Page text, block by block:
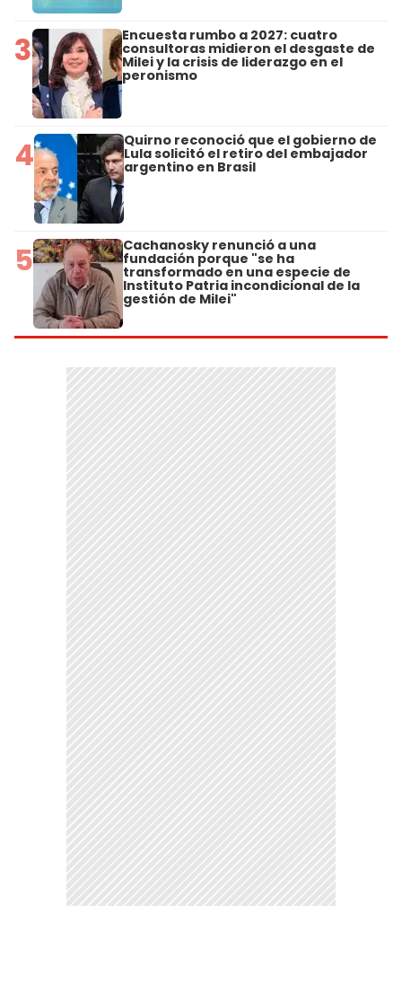
3 Encuesta rumbo a 2027: cuatro
consultoras midieron el desgaste de
Milei y la crisis de liderazgo en el
peronismo
4 Quirno reconoció que el gobierno de
Lula solicitó el retiro del embajador
argentino en Brasil
5 Cachanosky renunció a una
fundación porque "se ha
transformado en una especie de
Instituto Patria incondicional de la
gestión de Milei"